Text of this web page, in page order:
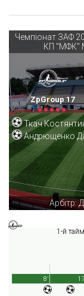
Чемпіонат ЗАФ
КП "МФК"
ZpGroup 17
Ткач
Андрющенко
Арбітр:
1-й тайм
8'